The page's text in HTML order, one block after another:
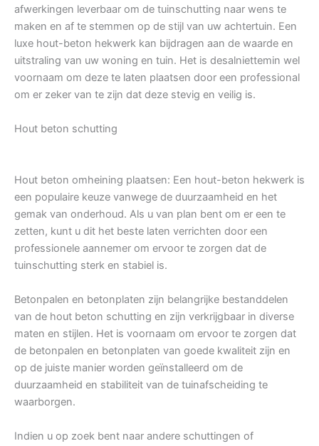
afwerkingen leverbaar om de tuinschutting naar wens te
maken en af te stemmen op de stijl van uw achtertuin. Een
luxe hout-beton hekwerk kan bijdragen aan de waarde en
uitstraling van uw woning en tuin. Het is desalniettemin wel
voornaam om deze te laten plaatsen door een professional
om er zeker van te zijn dat deze stevig en veilig is.
Hout beton schutting
Hout beton omheining plaatsen: Een hout-beton hekwerk is
een populaire keuze vanwege de duurzaamheid en het
gemak van onderhoud. Als u van plan bent om er een te
zetten, kunt u dit het beste laten verrichten door een
professionele aannemer om ervoor te zorgen dat de
tuinschutting sterk en stabiel is.
Betonpalen en betonplaten zijn belangrijke bestanddelen
van de hout beton schutting en zijn verkrijgbaar in diverse
maten en stijlen. Het is voornaam om ervoor te zorgen dat
de betonpalen en betonplaten van goede kwaliteit zijn en
op de juiste manier worden geïnstalleerd om de
duurzaamheid en stabiliteit van de tuinafscheiding te
waarborgen.
Indien u op zoek bent naar andere schuttingen of